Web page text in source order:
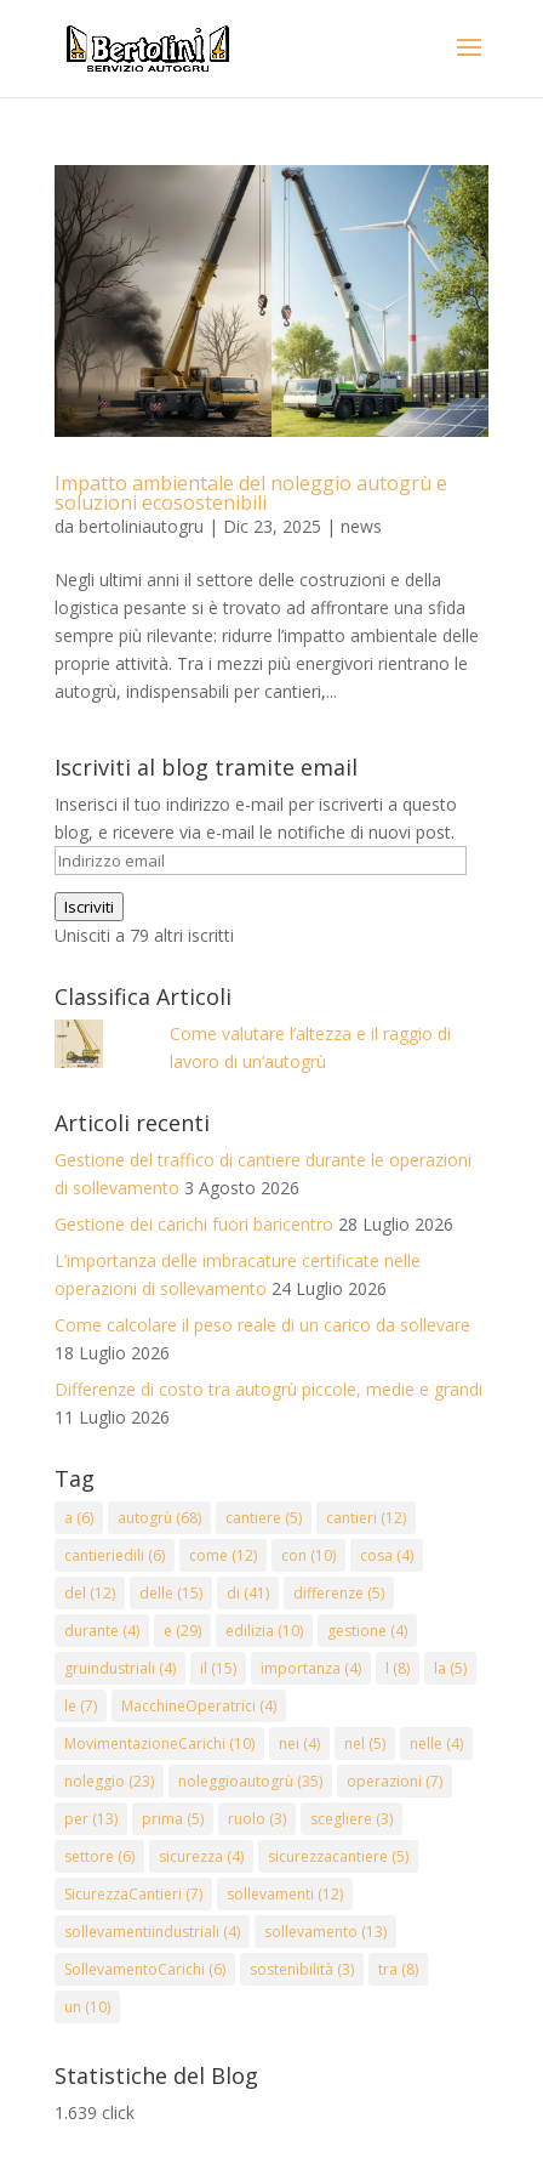
Impatto ambientale del noleggio autogrù e
soluzioni ecosostenibili
da bertoliniautogru | Dic 23, 2025 | news
Negli ultimi anni il settore delle costruzioni e della
logistica pesante si è trovato ad affrontare una sfida
sempre più rilevante: ridurre l’impatto ambientale delle
proprie attività. Tra i mezzi più energivori rientrano le
autogrù, indispensabili per cantieri,...
Iscriviti al blog tramite email
Inserisci il tuo indirizzo e-mail per iscriverti a questo
blog, e ricevere via e-mail le notifiche di nuovi post.
Indirizzo
email
Iscriviti
Unisciti a 79 altri iscritti
Classifica Articoli
Come valutare l’altezza e il raggio di
lavoro di un’autogrù
Articoli recenti
Gestione del traffico di cantiere durante le operazioni
di sollevamento 3 Agosto 2026
Gestione dei carichi fuori baricentro 28 Luglio 2026
L’importanza delle imbracature certificate nelle
operazioni di sollevamento 24 Luglio 2026
Come calcolare il peso reale di un carico da sollevare
18 Luglio 2026
Differenze di costo tra autogrù piccole, medie e grandi
11 Luglio 2026
Tag
a (6) autogrù (68) cantiere (5) cantieri (12)
cantieriedili (6) come (12) con (10) cosa (4)
del (12) delle (15) di (41) differenze (5)
durante (4) e (29) edilizia (10) gestione (4)
gruindustriali (4) il (15) importanza (4) l (8) la (5)
le (7) MacchineOperatrici (4)
MovimentazioneCarichi (10) nei (4) nel (5) nelle (4)
noleggio (23) noleggioautogrù (35) operazioni (7)
per(13) prima (5) ruolo (3) scegliere (3)
settore (6) sicurezza (4) sicurezzacantiere (5)
SicurezzaCantieri (7) sollevamenti (12)
sollevamentiindustriali (4) sollevamento (13)
SollevamentoCarichi (6) sostenibilità (3) tra (8)
un (10)
Statistiche del Blog
1.639 click